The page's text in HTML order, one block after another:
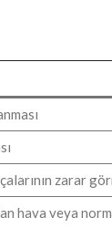
zarar
hava veya